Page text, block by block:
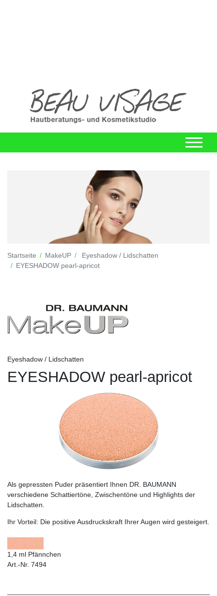
Startseite MakeUP
Eyeshadow / Lidschatten
EYESHADOW pearl-apricot
Eyeshadow / Lidschatten
EYESHADOW pearl-apricot
Als gepressten Puder präsentiert Ihnen DR. BAUMANN
verschiedene Schattiertöne, Zwischentöne und Highlights der
Lidschatten.
Ihr Vorteil: Die positive Ausdruckskraft Ihrer Augen wird gesteigert.
1,4 ml Pfännchen
Art.-Nr. 7494